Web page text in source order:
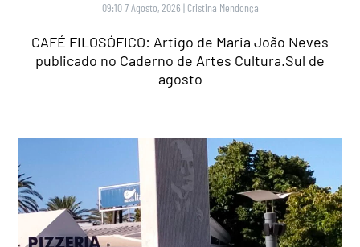
09:10 7 Agosto, 2026 | Cristina Mendonça
CAFÉ FILOSÓFICO: Artigo de Maria João Neves
publicado no Caderno de Artes Cultura.Sul de
agosto